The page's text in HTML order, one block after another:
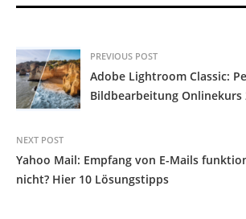
PREVIOUS POST
Adobe Lightroom Classic:
Bildbearbeitung Onlinekurs
NEXT POST
Yahoo Mail: Empfang von E-Mails
nicht? Hier 10 Lösungstipps